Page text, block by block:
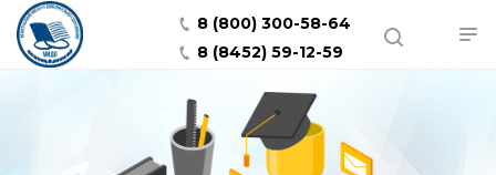
8 (800) 300-58-64
8 (8452) 59-12-59